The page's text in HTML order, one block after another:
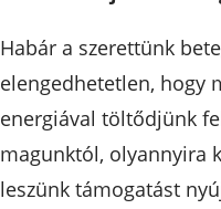
Habár a szerettünk
elengedhetetlen, hogy
energiával töltődjünk
magunktól, olyannyira
leszünk támogatást